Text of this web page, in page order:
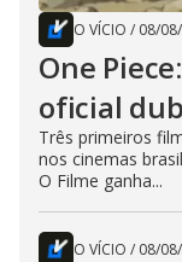
O VÍCIO / 08/
One
oficial
Três primeiros
nos cinemas
O Filme ganha...
O VÍCIO / 08/